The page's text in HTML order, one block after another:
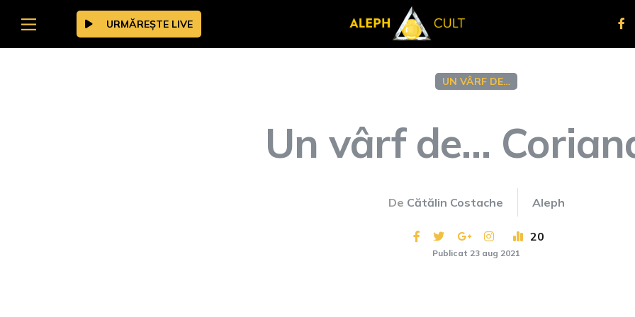
URMĂREȘTE LIVE
UN VÂRF DE…
Un vârf de…
De Cătălin Costache Aleph
20
Publicat 23 aug 2021